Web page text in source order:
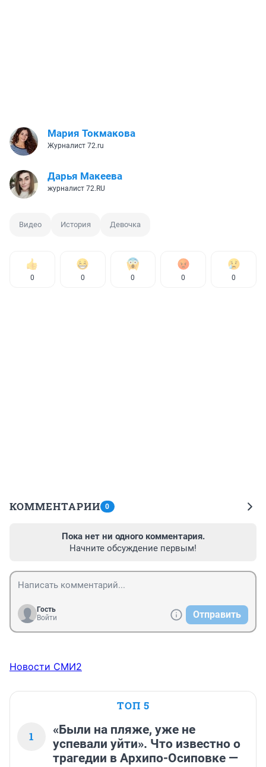
Мария Токмакова
Журналист 72.ru
Дарья Макеева
журналист 72.RU
Видео История Девочка
0 0 0 0 0
КОММЕНТАРИИ 0
Пока нет ни одного комментария.
Начните обсуждение первым!
Гость
Войти
Отправить
Новости СМИ2
ТОП 5
1
«Были на пляже, уже не
успевали уйти». Что известно о
трагедии в Архипо-Осиповке —